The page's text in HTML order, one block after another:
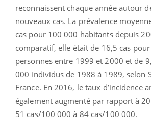
reconnaissent chaque année autour
nouveaux cas. La prévalence
cas pour 100 000 habitants depuis
comparatif, elle était de 16,5 cas
personnes entre 1999 et 2000 et de
000 individus de 1988 à 1989, selon
France. En 2016, le taux d’incidence
également augmenté par rapport à
51 cas/100 000 à 84 cas/100 000.